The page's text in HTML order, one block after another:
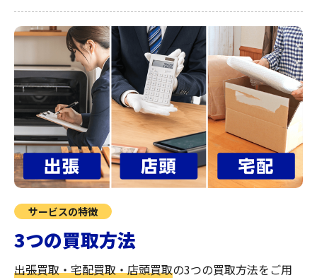
サービスの特徴
3つの買取方法
出張買取・宅配買取・店頭買取の3つの買取方法をご用